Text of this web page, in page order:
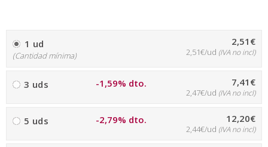
1 ud
(Cantidad mínima)
2,51€
2,51€/ud (IVA no incl)
3 uds -1,59% dto. 7,41€
2,47€/ud (IVA no incl)
5 uds -2,79% dto. 12,20€
2,44€/ud (IVA no incl)